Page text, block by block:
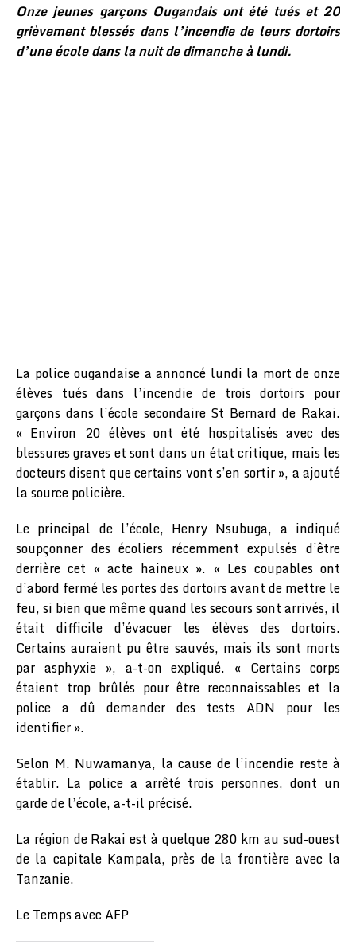
Onze jeunes garçons Ougandais ont été tués et 20
grièvement blessés dans l’incendie de leurs dortoirs
d’une école dans la nuit de dimanche à lundi.
La police ougandaise a annoncé lundi la mort de onze
élèves tués dans l’incendie de trois dortoirs pour
garçons dans l’école secondaire St Bernard de Rakai.
« Environ 20 élèves ont été hospitalisés avec des
blessures graves et sont dans un état critique, mais les
docteurs disent que certains vont s’en sortir », a ajouté
la source policière.
Le principal de l’école, Henry Nsubuga, a indiqué
soupçonner des écoliers récemment expulsés d’être
derrière cet « acte haineux ». « Les coupables ont
d’abord fermé les portes des dortoirs avant de mettre le
feu, si bien que même quand les secours sont arrivés, il
était difficile d’évacuer les élèves des dortoirs.
Certains auraient pu être sauvés, mais ils sont morts
par asphyxie », a-t-on expliqué. « Certains corps
étaient trop brûlés pour être reconnaissables et la
police a dû demander des tests ADN pour les
identifier ».
Selon M. Nuwamanya, la cause de l’incendie reste à
établir. La police a arrêté trois personnes, dont un
garde de l’école, a-t-il précisé.
La région de Rakai est à quelque 280 km au sud-ouest
de la capitale Kampala, près de la frontière avec la
Tanzanie.
Le Temps avec AFP